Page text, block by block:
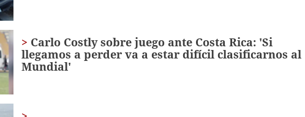
Carlo Costly sobre juego ante Costa Rica: 'Si
llegamos a perder va a estar difícil clasificarnos al
Mundial'